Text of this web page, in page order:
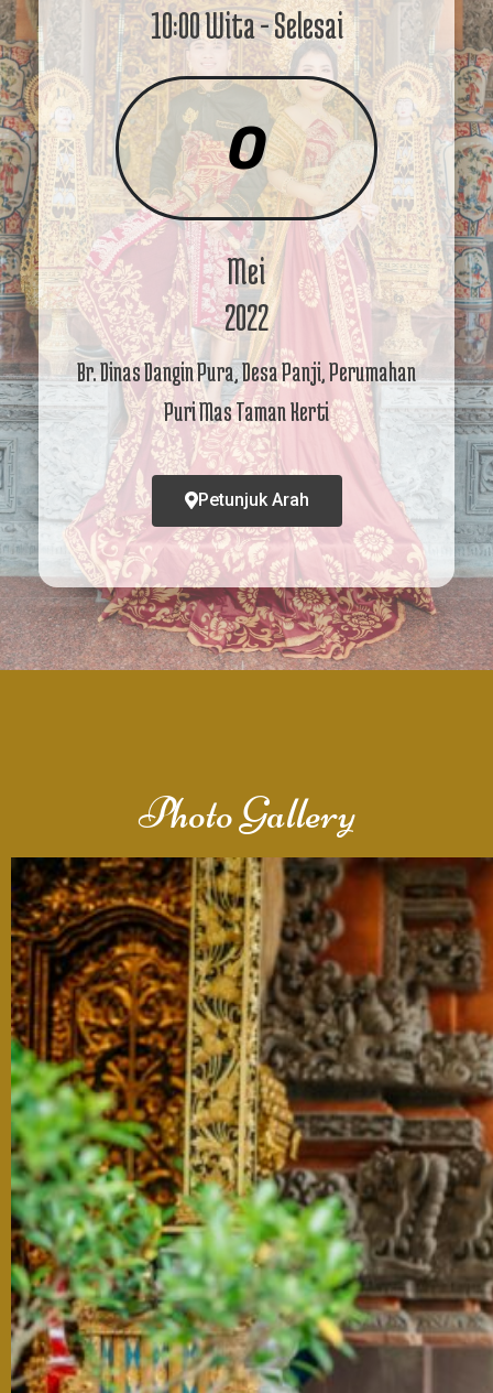
10:00 Wita - Selesai
0
Mei
2022
Br. Dinas Dangin Pura, Desa Panji, Perumahan
Puri Mas Taman Kerti
Petunjuk Arah
Photo Gallery